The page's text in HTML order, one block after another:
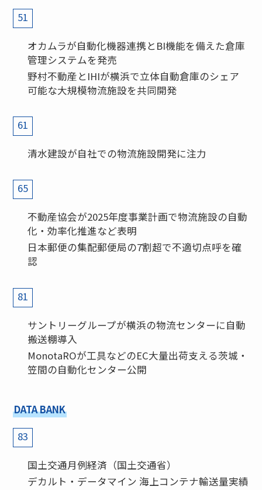
51
オカムラが自動化機器連携とBI機能を備えた倉庫
管理システムを発売
野村不動産とIHIが横浜で立体自動倉庫のシェア
可能な大規模物流施設を共同開発
61
清水建設が自社での物流施設開発に注力
65
不動産協会が2025年度事業計画で物流施設の自動
化・効率化推進など表明
日本郵便の集配郵便局の7割超で不適切点呼を確
認
81
サントリーグループが横浜の物流センターに自動
搬送棚導入
MonotaROが工具などのEC大量出荷支える茨城・
笠間の自動化センター公開
DATA BANK
83
国土交通月例経済（国土交通省）
デカルト・データマイン 海上コンテナ輸送量実績